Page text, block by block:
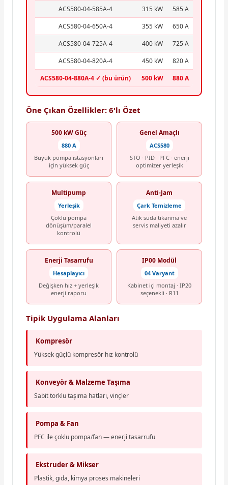
ACS580-04-585A-4 315 kW
585 A
ACS580-04-650A-4
355 kW
650 A
ACS580-04-725A-4
400 kW
725 A
ACS580-04-820A-4
450 kW
820 A
ACS580-04-880A-4 ✓ (bu ürün)
500 kW 880 A
Öne Çıkan Özellikler: 6'lı Özet
500 kW Güç
880 A
Büyük pompa istasyonları
için yüksek güç
Genel Amaçlı
ACS580
STO · PID · PFC · enerji
optimizer yerleşik
Multipump
Yerleşik
Çoklu pompa
dönüşüm/paralel
kontrolü
Anti-Jam
Çark Temizleme
Atık suda tıkanma ve
servis maliyeti azalır
Enerji Tasarrufu
Hesaplayıcı
Değişken hız + yerleşik
enerji raporu
IP00 Modül
04 Varyant
Kabinet içi montaj · IP20
seçenekli · R11
Tipik Uygulama Alanları
Kompresör
Yüksek güçlü kompresör hız kontrolü
Konveyör & Malzeme Taşıma
Sabit torklu taşıma hatları, vinçler
Pompa & Fan
PFC ile çoklu pompa/fan — enerji tasarrufu
Ekstruder & Mikser
Plastik, gıda, kimya proses makineleri